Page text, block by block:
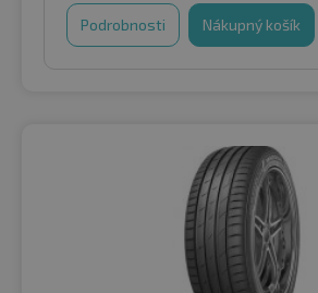
Podrobnosti Nákupný košík